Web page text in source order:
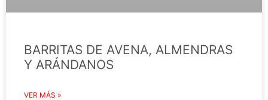
BARRITAS DE AVENA, ALMENDRAS
Y ARÁNDANOS
VER MÁS »